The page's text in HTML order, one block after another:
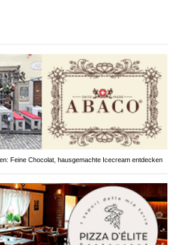
Feine Chocolat, hausgemachte Icecream entdecken